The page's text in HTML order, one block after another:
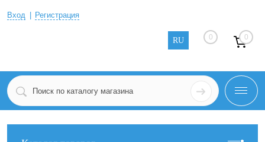
Вход Регистрация
RU 0 0